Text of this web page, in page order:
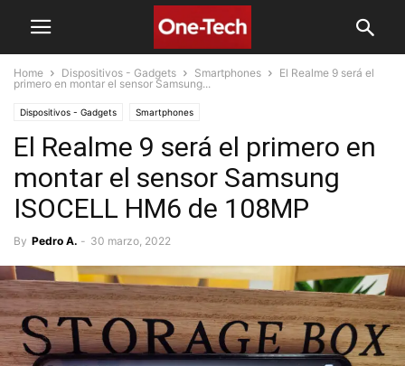
Home Dispositivos - Gadgets Smartphones
El Realme 9 será el
primero en montar el sensor Samsung...
Dispositivos - Gadgets Smartphones
El Realme 9 será el primero en
montar el sensor Samsung
ISOCELL HM6 de 108MP
By Pedro A. - 30 marzo, 2022